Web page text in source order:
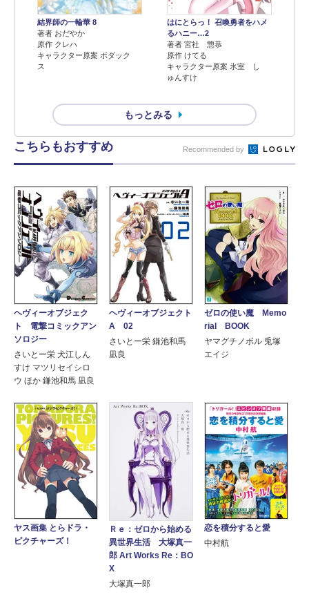
結界師の一輪華 8
著者 おだやか
原作 クレハ
キャラクター原案 ボダック
ス
はにとらっ！ 召喚勇者をハメ
るハニー…2
著者 宮社 惣恭
原作 けてる
キャラクター原案 氷室 し
ゅんすけ
もっとみる
こちらもおすすめ Recommended by
ヘヴィーオブジェク
ト 電撃コミックアン
ソロジー
さいとー栄 犬江しん
すけ マツリセイシロ
ウ ほか 鎌池和馬 凪良
ヘヴィーオブジェクト
A 02
さいとー栄 鎌池和馬
凪良
ゼロの使い魔 Memo
rial BOOK
ヤマグチノボル 兎塚
エイジ
ヤス画集 とらドラ・
ピクチャーズ！
Ｒｅ：ゼロから始める
異世界生活 大塚真一
郎 Art Works Re：BO
X
大塚真一郎
恋を積分すると愛
中村航